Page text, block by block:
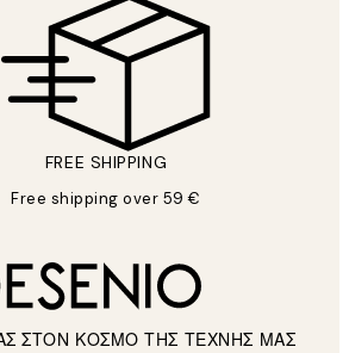
FREE SHIPPING
Free shipping over 59 €
ΣΤΟΝ ΚΟΣΜΟ ΤΗΣ ΤΕΧΝΗΣ ΜΑΣ